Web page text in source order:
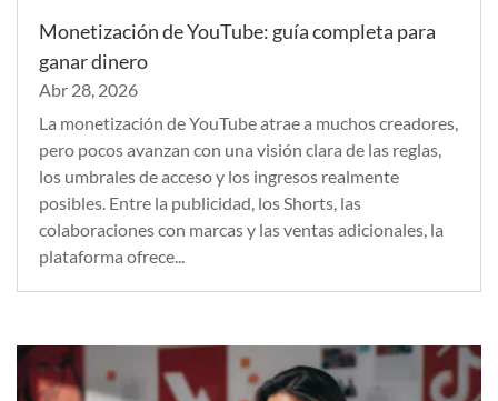
Monetización de YouTube: guía completa para
ganar dinero
Abr 28, 2026
La monetización de YouTube atrae a muchos creadores,
pero pocos avanzan con una visión clara de las reglas,
los umbrales de acceso y los ingresos realmente
posibles. Entre la publicidad, los Shorts, las
colaboraciones con marcas y las ventas adicionales, la
plataforma ofrece...